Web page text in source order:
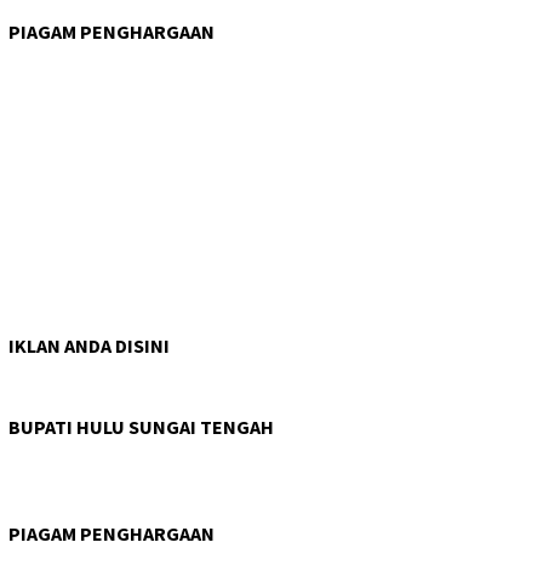
PIAGAM PENGHARGAAN
IKLAN ANDA DISINI
BUPATI HULU SUNGAI TENGAH
PIAGAM PENGHARGAAN